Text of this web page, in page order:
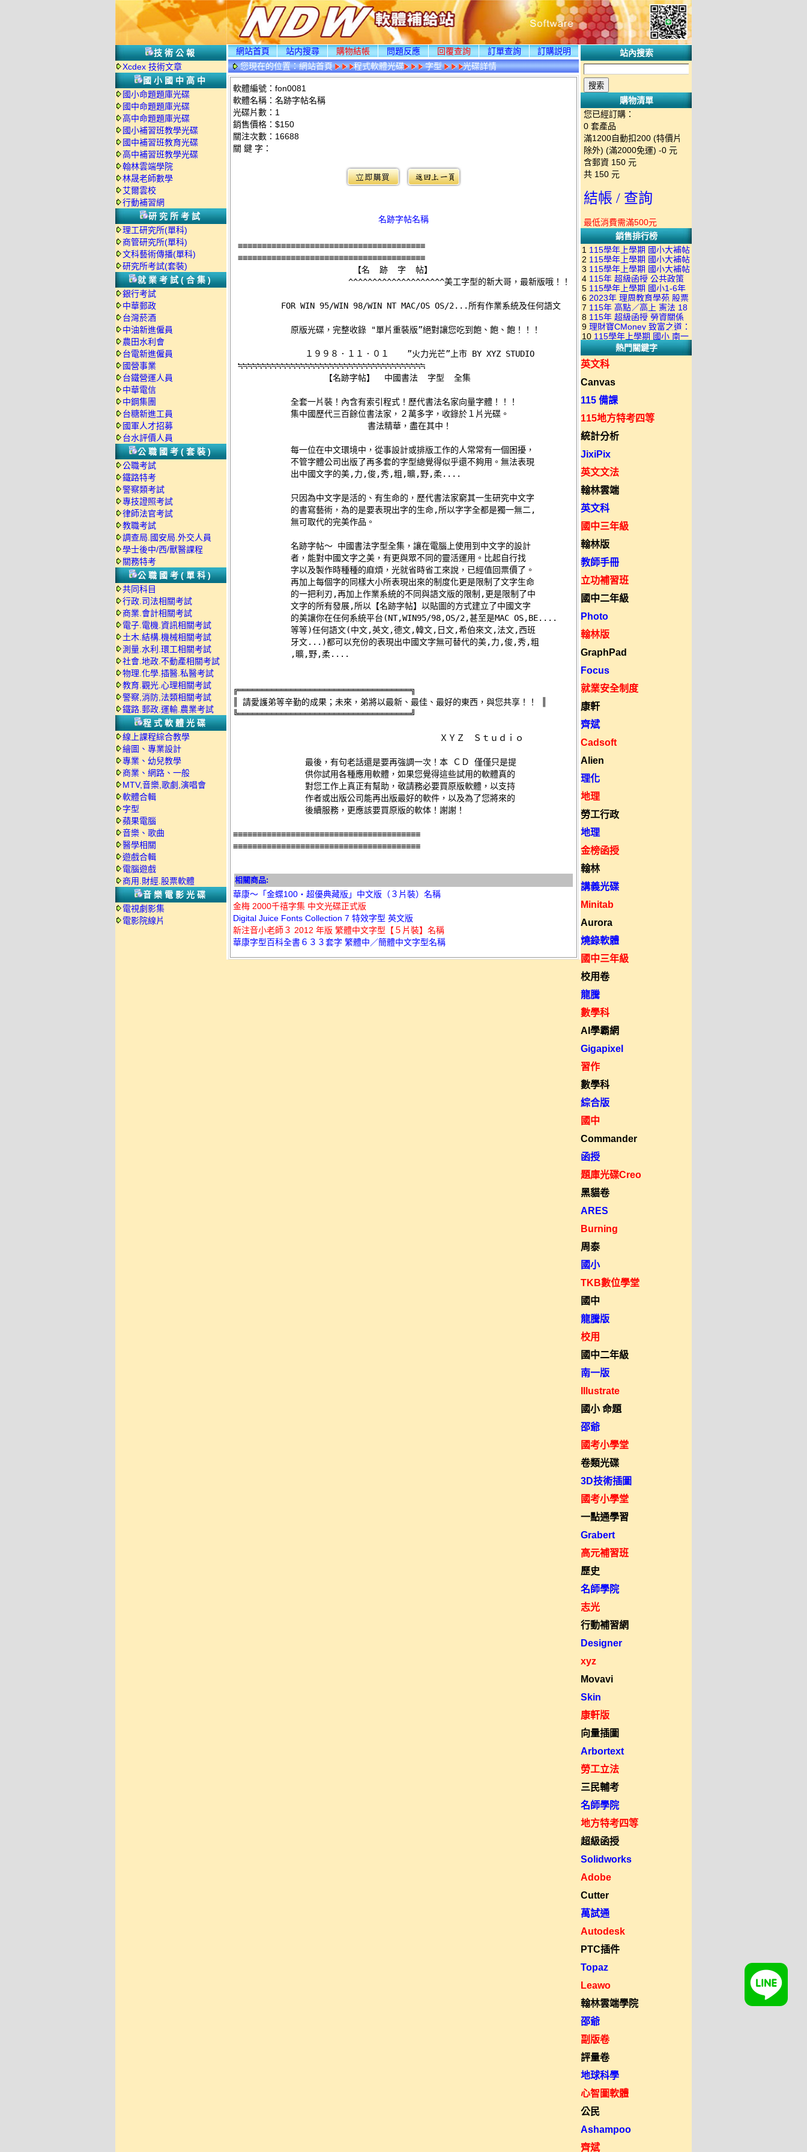
技術公報
Xcdex 技術文章
國小國中高中
國小命題題庫光碟
國中命題題庫光碟
高中命題題庫光碟
國小補習班教學光碟
國中補習班教育光碟
高中補習班教學光碟
翰林雲端學院
林晟老師數學
艾爾雲校
行動補習網
研究所考試
理工研究所(單科)
商管研究所(單科)
文科藝術傳播(單科)
研究所考試(套裝)
就業考試(合集)
銀行考試
中華郵政
台灣菸酒
中油新進僱員
農田水利會
台電新進僱員
國營事業
台鐵營運人員
中華電信
中鋼集團
台糖新進工員
國軍人才招募
台水評價人員
公職國考(套裝)
公職考試
鐵路特考
警察類考試
專技證照考試
律師法官考試
教職考試
調查局.國安局.外交人員
學士後中/西/獸醫課程
關務特考
公職國考(單科)
共同科目
行政.司法相關考試
商業.會計相關考試
電子.電機.資訊相關考試
土木.結構.機械相關考試
測量.水利.環工相關考試
社會.地政.不動產相關考試
物理.化學.插醫.私醫考試
教育.觀光.心理相關考試
警察,消防,法類相關考試
鐵路.郵政.運輸.農業考試
程式軟體光碟
線上課程綜合教學
繪圖、專業設計
專業、幼兒教學
商業、網路、一般
MTV,音樂,歌劇,演唱會
軟體合輯
字型
蘋果電腦
音樂、歌曲
醫學相關
遊戲合輯
電腦遊戲
商用.財經.股票軟體
音樂電影光碟
電視劇影集
電影院線片
網站首頁 站内搜尋 購物結帳 問題反應 回覆查詢 訂單查詢
訂購説明
您現在的位置：網站首頁 程式軟體光碟 字型 光碟詳情
軟體編號：fon0081
軟體名稱：名跡字帖名稱
光碟片數：1
銷售價格：$150
關注次數： 16688
關 鍵 字：
名跡字帖名稱
≡≡≡≡≡≡≡≡≡≡≡≡≡≡≡≡≡≡≡≡≡≡≡≡≡≡≡≡≡≡≡≡≡≡≡≡≡≡≡
≡≡≡≡≡≡≡≡≡≡≡≡≡≡≡≡≡≡≡≡≡≡≡≡≡≡≡≡≡≡≡≡≡≡≡≡≡≡≡
                         【名  跡  字  帖】
                        ^^^^^^^^^^^^^^^^^^^^美工字型的新大哥，最新版哦！！！
          FOR WIN 95/WIN 98/WIN NT MAC/OS OS/2...所有作業系統及任何語文
            原版光碟，完整收錄 "單片重裝版”絕對讓您吃到飽、飽、飽！！！
               １９９８．１１．０１　  ”火力光芒”上市 BY XYZ STUDIO
≒≒≒≒≒≒≒≒≒≒≒≒≒≒≒≒≒≒≒≒≒≒≒≒≒≒≒≒≒≒≒≒≒≒≒≒≒≒≒
                   【名跡字帖】  中國書法  字型  全集
            全套一片裝！內含有索引程式！歷代書法名家向量字體！！！
            集中國歷代三百餘位書法家，２萬多字，收錄於１片光碟。
                            書法精華，盡在其中！
            每一位在中文環境中，從事設計或排版工作的人常常有一個困擾，
            不管字體公司出版了再多套的字型總覺得似乎還不夠用。無法表現
            出中國文字的美,力,俊,秀,粗,曠,野,柔....
            只因為中文字是活的、有生命的，歷代書法家窮其一生研究中文字
            的書寫藝術，為的是要表現出字的生命,所以字字全都是獨一無二,
            無可取代的完美作品。
            名跡字帖～ 中國書法字型全集，讓在電腦上使用到中文字的設計
            者，能對中國文字之美，有更與眾不同的靈活運用。比起自行找
            字以及製作時種種的麻煩，光就省時省工來說，已經值回票價了。
            再加上每個字的同樣大小所表現出來的制度化更是限制了文字生命
            的一把利刃,再加上作業系統的不同與語文版的限制,更是限制了中
            文字的所有發展,所以【名跡字帖】以貼圖的方式建立了中國文字
            的美讓你在任何系統平台(NT,WIN95/98,OS/2,甚至是MAC OS,BE....
            等等)任何語文(中文,英文,德文,韓文,日文,希伯來文,法文,西班
            牙文...)都可以充份的表現出中國文字無可替代的美,力,俊,秀,粗
            ,曠,野,柔....
╔════════════════════════════════════╗
║ 請愛護弟等辛勤的成果；未來，弟將以最新、最佳、最好的東西，與您共享！！ ║
╚════════════════════════════════════╝
                                           ＸＹＺ　Ｓｔｕｄｉｏ
               最後，有句老話還是要再強調一次！本 ＣＤ 僅僅只是提
               供你試用各種應用軟體，如果您覺得這些試用的軟體真的
               對您工作上真正有幫助，敬請務必要買原版軟體，以支持
               作者或出版公司能再出版最好的軟件，以及為了您將來的
               後續服務，更應該要買原版的軟体！謝謝！
≡≡≡≡≡≡≡≡≡≡≡≡≡≡≡≡≡≡≡≡≡≡≡≡≡≡≡≡≡≡≡≡≡≡≡≡≡≡≡
≡≡≡≡≡≡≡≡≡≡≡≡≡≡≡≡≡≡≡≡≡≡≡≡≡≡≡≡≡≡≡≡≡≡≡≡≡≡≡
相關商品:
華康～「金蝶100‧超優典藏版」中文版（３片裝）名稱
金梅 2000千禧字集 中文光碟正式版
Digital Juice Fonts Collection 7 特效字型 英文版
新注音小老師３ 2012 年版 繁體中文字型【５片裝】名稱
華康字型百科全書６３３套字 繁體中／簡體中文字型名稱
站內搜索
購物清單
您已經訂購：
0 套產品
滿1200自動扣200 (特價片
除外) (滿2000免運) -0 元
含郵資 150 元
共 150 元
結帳 / 查詢
最低消費需滿500元
銷售排行榜
1 115學年上學期 國小大補帖
南一版 國語+數學+社會+生活
+自然 1-6年級 教學光碟DVD
版(3DVD)
2 115學年上學期 國小大補帖
康軒版 國語+數學+社會+生活
+自然 1-6年級 教學光碟DVD
版(3DVD)
3 115學年上學期 國小大補帖
翰林版 國語+數學+社會+生活
+自然 1-6年級 教學光碟DVD
版(3DVD)
4 115年 超級函授 公共政策
22堂課+總複習 張楚老師 含
PDF講義 函授DVD(9DVD)
5 115學年上學期 國小1-6年
級 習作解答(含康軒.南一.翰林
全版本.全科目)合輯版 DVD版
6 2023年 理周教育學苑 股票
當沖煉金術 主講：朱家泓 國
語發音 DVD版
7 115年 高點／高上 憲法 18
堂課 宗台大老師 含PDF講義
函授DVD(8DVD)【適用於律
師司法考試】
8 115年 超級函授 勞資關係
概要 11堂課+總複習 陸川老
師 含PDF講義 函授
DVD(5DVD)
9 理財寶CMoney 致富之道：
上班族飆股攻略班 主講：朱
家泓+林穎 國語發音 DVD版
10 115學年上學期 國小 南一
版 教師手冊(全年級、全領域)
教學光碟DVD版
熱門關鍵字
英文科
Canvas
115 備課
115地方特考四等
統計分析
JixiPix
英文文法
翰林雲端
英文科
國中三年級
翰林版
教師手冊
立功補習班
國中二年級
Photo
翰林版
GraphPad
Focus
就業安全制度
康軒
齊斌
Cadsoft
Alien
理化
地理
勞工行政
地理
金榜函授
翰林
講義光碟
Minitab
Aurora
燒錄軟體
國中三年級
校用卷
龍騰
數學科
AI學霸網
Gigapixel
習作
數學科
綜合版
國中
Commander
函授
題庫光碟Creo
黑貓卷
ARES
Burning
周泰
國小
TKB數位學堂
國中
龍騰版
校用
國中二年級
南一版
Illustrate
國小 命題
邵爺
國考小學堂
卷類光碟
3D技術插圖
國考小學堂
一點通學習
Grabert
高元補習班
歷史
名師學院
志光
行動補習網
Designer
xyz
Movavi
Skin
康軒版
向量插圖
Arbortext
勞工立法
三民輔考
名師學院
地方特考四等
超級函授
Solidworks
Adobe
Cutter
萬試通
Autodesk
PTC插件
Topaz
Leawo
翰林雲端學院
邵爺
副版卷
評量卷
地球科學
心智圖軟體
公民
Ashampoo
齊斌